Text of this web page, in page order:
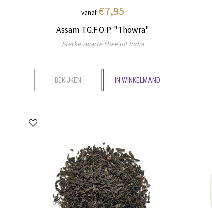
vanaf €7,95
Assam T.G.F.O.P. "Thowra"
Sterke zwarte thee uit India
BEKIJKEN IN WINKELMAND